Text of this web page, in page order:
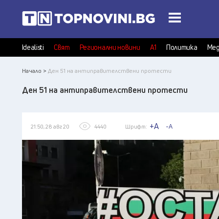
Idealisti Свят Регионални новини А1 Политика
Начало > Ден 51 на антиправителствени протести
Ден 51 на антиправителствени протести
21:50, 28 авг 20 4440 Шрифт: +A -A